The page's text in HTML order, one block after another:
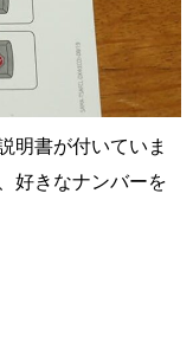
明書が付いていま
好きなナンバーを